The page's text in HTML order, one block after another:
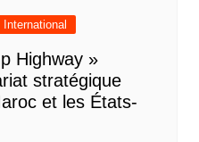
International
Highway »
stratégique
et les États-